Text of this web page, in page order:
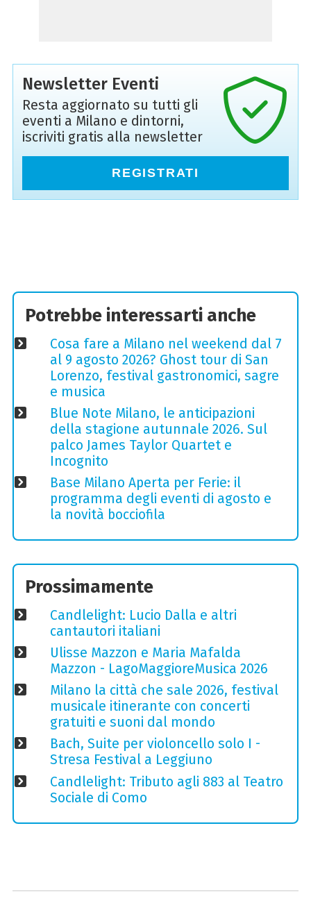
Newsletter Eventi
Resta aggiornato su tutti gli
eventi a Milano e dintorni,
iscriviti gratis alla newsletter
REGISTRATI
Potrebbe interessarti anche
Cosa fare a Milano nel weekend dal 7
al 9 agosto 2026? Ghost tour di San
Lorenzo, festival gastronomici, sagre
e musica
Blue Note Milano, le anticipazioni
della stagione autunnale 2026. Sul
palco James Taylor Quartet e
Incognito
Base Milano Aperta per Ferie: il
programma degli eventi di agosto e
la novità bocciofila
Prossimamente
Candlelight: Lucio Dalla e altri
cantautori italiani
Ulisse Mazzon e Maria Mafalda
Mazzon - LagoMaggioreMusica 2026
Milano la città che sale 2026, festival
musicale itinerante con concerti
gratuiti e suoni dal mondo
Bach, Suite per violoncello solo I -
Stresa Festival a Leggiuno
Candlelight: Tributo agli 883 al Teatro
Sociale di Como